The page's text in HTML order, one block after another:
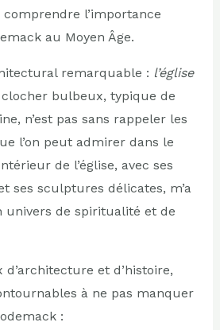
l’importance
au Moyen Âge.
remarquable : l’église
clocher bulbeux, typique de
n’est pas sans rappeler les
l’on peut admirer dans le
de l’église, avec ses
ses sculptures délicates, m’a
univers de spiritualité et de
et d’histoire,
à ne pas manquer
: